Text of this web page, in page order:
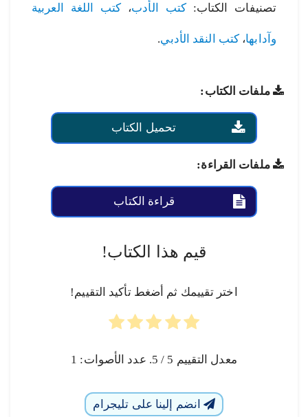
تصنيفات الكتاب:كتب الأدب، كتب اللغة العربية
وآدابها، كتب النقد الأدبي.
ملفات الكتاب:
تحميل الكتاب
ملفات القراءة:
قراءة الكتاب
قيم هذا الكتاب!
اختر تقييمك ثم أضغط تأكيد التقييم!
معدل التقييم 5 / 5. عدد الأصوات: 1
انضم إلينا على تليجرام